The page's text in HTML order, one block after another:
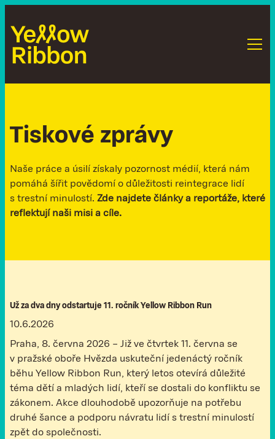
Tiskové zprávy
Naše práce a úsilí získaly pozornost médií, která nám
pomáhá šířit povědomí o důležitosti reintegrace lidí
s trestní minulostí. Zde najdete články a reportáže, které
reflektují naši misi a cíle.
Už za dva dny odstartuje 11. ročník Yellow Ribbon Run
10.6.2026
Praha, 8. června 2026 – Již ve čtvrtek 11. června se
v pražské oboře Hvězda uskuteční jedenáctý ročník
běhu Yellow Ribbon Run, který letos otevírá důležité
téma dětí a mladých lidí, kteří se dostali do konfliktu se
zákonem. Akce dlouhodobě upozorňuje na potřebu
druhé šance a podporu návratu lidí s trestní minulostí
zpět do společnosti.